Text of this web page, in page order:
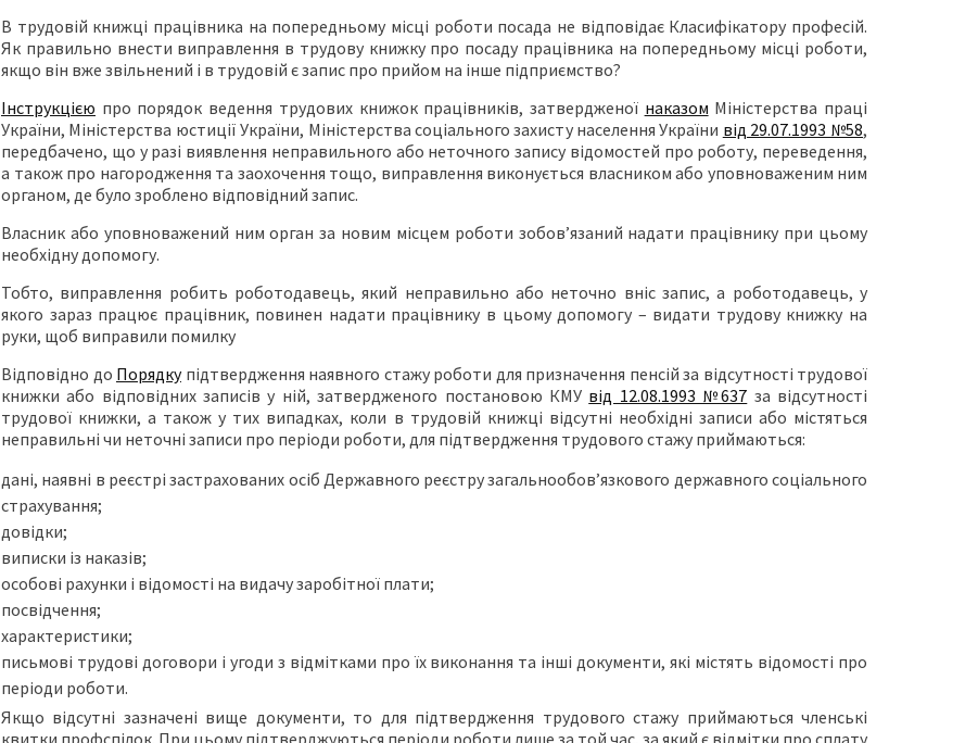
В трудовій книжці працівника на попередньому місці роботи посада не відповідає Класифікатору професій.
Як правильно внести виправлення в трудову книжку про посаду працівника на попередньому місці роботи,
якщо він вже звільнений і в трудовій є запис про прийом на інше підприємство?
Інструкцією про порядок ведення трудових книжок працівників, затвердженої наказом Міністерства праці
України, Міністерства юстиції України, Міністерства соціального захисту населення України від 29.07.1993 №58,
передбачено, що у разі виявлення неправильного або неточного запису відомостей про роботу, переведення,
а також про нагородження та заохочення тощо, виправлення виконується власником або уповноваженим ним
органом, де було зроблено відповідний запис.
Власник або уповноважений ним орган за новим місцем роботи зобов’язаний надати працівнику при цьому
необхідну допомогу.
Тобто, виправлення робить роботодавець, який неправильно або неточно вніс запис, а роботодавець, у
якого зараз працює працівник, повинен надати працівнику в цьому допомогу – видати трудову книжку на
руки, щоб виправили помилку
Відповідно до Порядкупідтвердження наявного стажу роботи для призначення пенсій за відсутності трудової
книжки або відповідних записів у ній, затвердженого постановою КМУ від 12.08.1993 №637 за відсутності
трудової книжки, а також у тих випадках, коли в трудовій книжці відсутні необхідні записи або містяться
неправильні чи неточні записи про періоди роботи, для підтвердження трудового стажу приймаються:
дані, наявні в реєстрі застрахованих осіб Державного реєстру загальнообов’язкового державного соціального
страхування;
довідки;
виписки із наказів;
особові рахунки і відомості на видачу заробітної плати;
посвідчення;
характеристики;
письмові трудові договори і угоди з відмітками про їх виконання та інші документи, які містять відомості про
періоди роботи.
Якщо відсутні зазначені вище документи, то для підтвердження трудового стажу приймаються членські
квитки профспілок. При цьому підтверджуються періоди роботи лише за той час, за який є відмітки про сплату